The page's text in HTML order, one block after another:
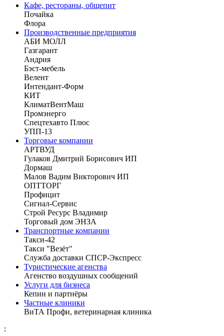
Кафе, рестораны, общепит
Почайка
Флора
Производственные предприятия
АБИ МОЛЛ
Газгарант
Андрия
Бэст-мебель
Велент
Интендант-Форм
КИТ
КлиматВентМаш
Промэнерго
Спецтехавто Плюс
УПП-13
Торговые компании
АРТВУД
Гулаков Дмитрий Борисович ИП
Дормаш
Малов Вадим Викторович ИП
ОПТТОРГ
Профицит
Сигнал-Сервис
Строй Ресурс Владимир
Торговый дом ЭНЗА
Транспортные компании
Такси-42
Такси "Везёт"
Служба доставки СПСР-Экспресс
Туристические агенства
Агенство воздушных сообщений
Услуги для бизнеса
Кепин и партнёры
Частные клиники
ВиТА Профи, ветеринарная клиника
: